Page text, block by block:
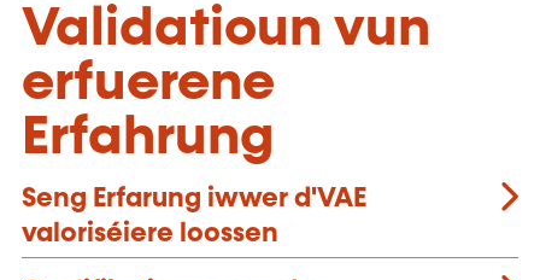
Validatioun vun
erfuerene
Erfahrung
Seng Erfarung iwwer d'VAE
valoriséiere loossen